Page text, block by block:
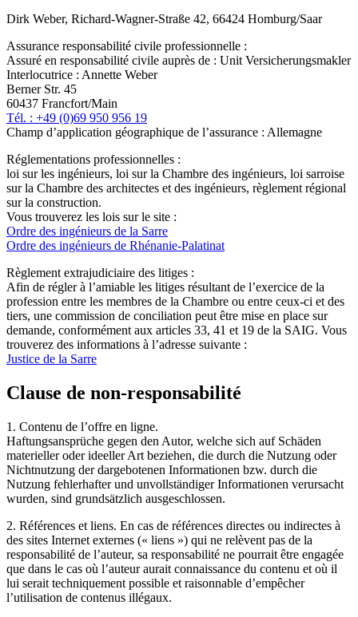
Dirk Weber, Richard-Wagner-Straße 42, 66424 Homburg/Saar
Assurance responsabilité civile professionnelle :
Assuré en responsabilité civile auprès de : Unit Versicherungsmakler
Interlocutrice : Annette Weber
Berner Str. 45
60437 Francfort/Main
Tél. : +49 (0)69 950 956 19
Champ d’application géographique de l’assurance : Allemagne
Réglementations professionnelles :
loi sur les ingénieurs, loi sur la Chambre des ingénieurs, loi sarroise
sur la Chambre des architectes et des ingénieurs, règlement régional
sur la construction.
Vous trouverez les lois sur le site :
Ordre des ingénieurs de la Sarre
Ordre des ingénieurs de Rhénanie-Palatinat
Règlement extrajudiciaire des litiges :
Afin de régler à l’amiable les litiges résultant de l’exercice de la
profession entre les membres de la Chambre ou entre ceux-ci et des
tiers, une commission de conciliation peut être mise en place sur
demande, conformément aux articles 33, 41 et 19 de la SAIG. Vous
trouverez des informations à l’adresse suivante :
Justice de la Sarre
Clause de non-responsabilité
1. Contenu de l’offre en ligne.
Haftungsansprüche gegen den Autor, welche sich auf Schäden
materieller oder ideeller Art beziehen, die durch die Nutzung oder
Nichtnutzung der dargebotenen Informationen bzw. durch die
Nutzung fehlerhafter und unvollständiger Informationen verursacht
wurden, sind grundsätzlich ausgeschlossen.
2. Références et liens. En cas de références directes ou indirectes à
des sites Internet externes (« liens ») qui ne relèvent pas de la
responsabilité de l’auteur, sa responsabilité ne pourrait être engagée
que dans le cas où l’auteur aurait connaissance du contenu et où il
lui serait techniquement possible et raisonnable d’empêcher
l’utilisation de contenus illégaux.